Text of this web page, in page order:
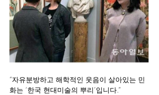
“자유분방하고 해학적인 웃음이 살아있는 민
화는 ‘한국 현대미술의 뿌리’입니다.”